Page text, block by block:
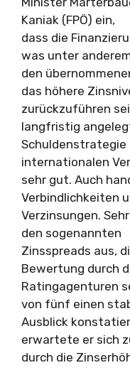
Kaniak (FPÖ) ein,
dass die
was unter
den
das höhere
zurückzuführen
langfristig
Schuldenstrategie
internationalen
sehr gut. Auch
Verbindlichkeiten
Verzinsungen.
den sogenannten
Zinsspreads aus,
Bewertung durch
Ratingagenturen
von fünf einen
Ausblick
erwartete er sich
durch die